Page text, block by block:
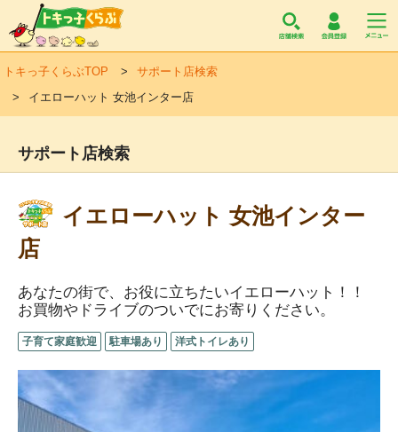
トキっ子くらぶTOP
サポート店検索
イエローハット 女池インター店
サポート店検索
イエローハット 女池インター
店
あなたの街で、お役に立ちたいイエローハット！！
お買物やドライブのついでにお寄りください。
子育て家庭歓迎 駐車場あり 洋式トイレあり